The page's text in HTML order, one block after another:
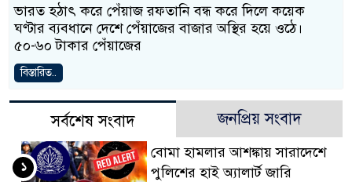
ভারত হঠাৎ করে পেঁয়াজ রফতানি বন্ধ করে দিলে কয়েক
ঘণ্টার ব্যবধানে দেশে পেঁয়াজের বাজার অস্থির হয়ে ওঠে।
৫০-৬০ টাকার পেঁয়াজের
বিস্তারিত..
সর্বশেষ সংবাদ জনপ্রিয় সংবাদ
বোমা হামলার আশঙ্কায় সারাদেশে
পুলিশের হাই অ্যালার্ট জারি
১